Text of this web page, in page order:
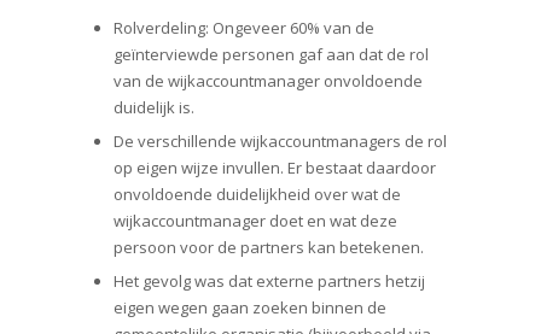
Rolverdeling: Ongeveer 60% van de
geïnterviewde personen gaf aan dat de rol
van de wijkaccountmanager onvoldoende
duidelijk is.
De verschillende wijkaccountmanagers de rol
op eigen wijze invullen. Er bestaat daardoor
onvoldoende duidelijkheid over wat de
wijkaccountmanager doet en wat deze
persoon voor de partners kan betekenen.
Het gevolg was dat externe partners hetzij
eigen wegen gaan zoeken binnen de